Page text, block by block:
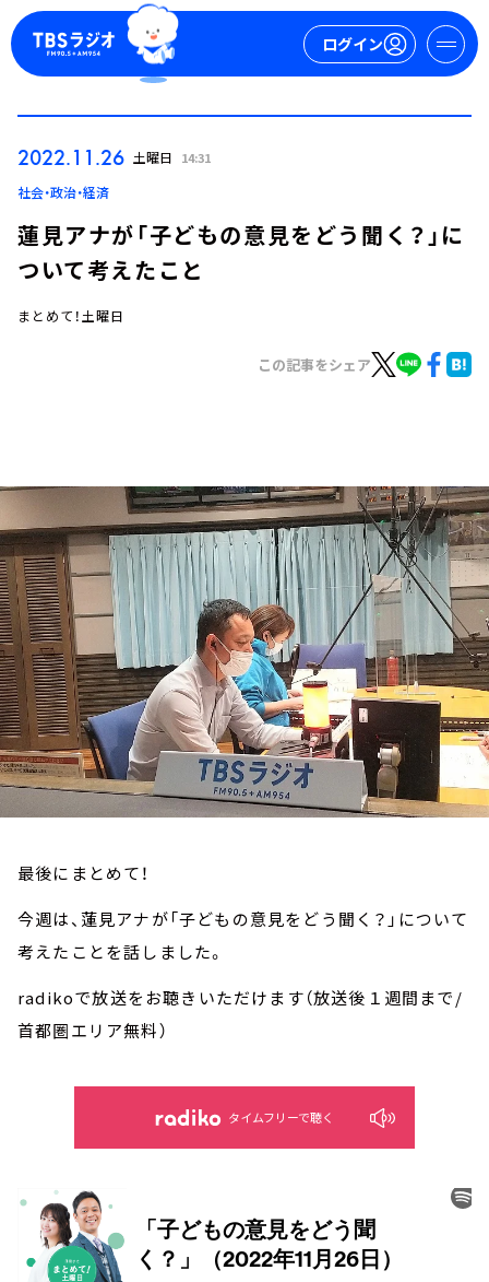
ログイン
お知らせ
イベント・グッズ
YouTube
会社情報
2022.11.26 土曜日 14:31
社会・政治・経済
蓮見アナが「子どもの意見をどう聞く？」に
ついて考えたこと
まとめて！土曜日
この記事をシェア
最後にまとめて！
今週は、蓮見アナが「子どもの意見をどう聞く？」について
考えたことを話しました。
radikoで放送をお聴きいただけます（放送後１週間まで/
首都圏エリア無料）
タイムフリーで聴く